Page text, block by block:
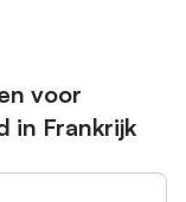
voor
in Frankrijk